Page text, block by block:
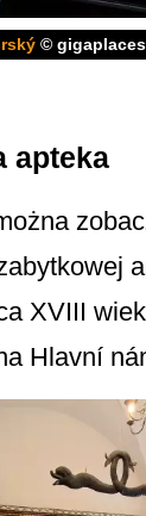
©
apteka
XVIII
Hlavní